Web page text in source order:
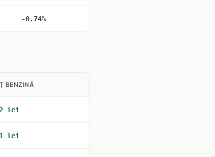
-0.74%
BENZINĂ
lei
lei